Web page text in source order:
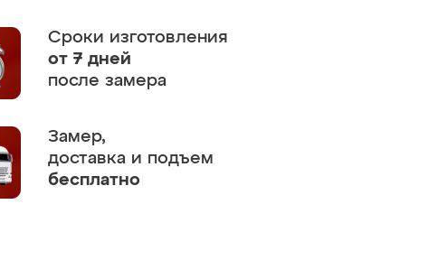
Сроки изготовления
от 7 дней
после замера
Замер,
доставка и подъем
бесплатно